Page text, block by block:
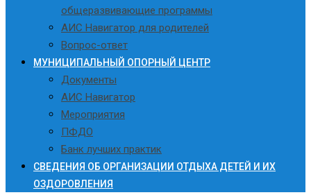
общеразвивающие программы
АИС Навигатор для родителей
Вопрос-ответ
МУНИЦИПАЛЬНЫЙ ОПОРНЫЙ ЦЕНТР
Документы
АИС Навигатор
Мероприятия
ПФДО
Банк лучших практик
СВЕДЕНИЯ ОБ ОРГАНИЗАЦИИ ОТДЫХА ДЕТЕЙ И ИХ
ОЗДОРОВЛЕНИЯ